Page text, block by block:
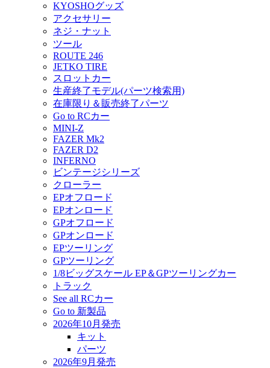
KYOSHOグッズ
アクセサリー
ネジ・ナット
ツール
ROUTE 246
JETKO TIRE
スロットカー
生産終了モデル(パーツ検索用)
在庫限り＆販売終了パーツ
Go to RCカー
MINI-Z
FAZER Mk2
FAZER D2
INFERNO
ビンテージシリーズ
クローラー
EPオフロード
EPオンロード
GPオフロード
GPオンロード
EPツーリング
GPツーリング
1/8ビッグスケール EP＆GPツーリングカー
トラック
See all RCカー
Go to 新製品
2026年10月発売
キット
パーツ
2026年9月発売